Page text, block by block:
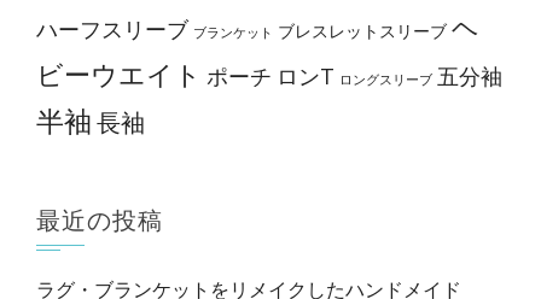
ハーフスリーブ ブランケット ブレスレットスリーブ ヘ
ビーウエイト ポーチ ロンT ロングスリーブ 五分袖
半袖長袖
最近の投稿
ラグ・ブランケットをリメイクしたハンドメイド